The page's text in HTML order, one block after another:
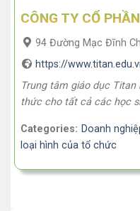
CÔNG TY CỔ
94 Đường Mạc Đĩnh
https://
Trung tâm giáo dục
thức cho tất cả các học
Categories: Doanh
loại hình của tổ chức